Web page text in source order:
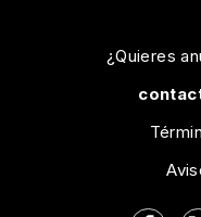
¿Quieres